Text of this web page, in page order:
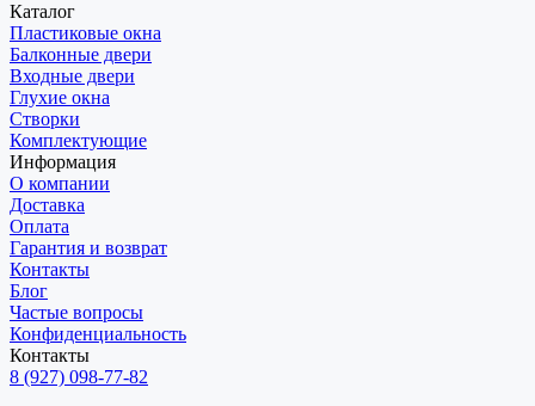
Каталог
Пластиковые окна
Балконные двери
Входные двери
Глухие окна
Створки
Комплектующие
Информация
О компании
Доставка
Оплата
Гарантия и возврат
Контакты
Блог
Частые вопросы
Конфиденциальность
Контакты
8 (927) 098-77-82